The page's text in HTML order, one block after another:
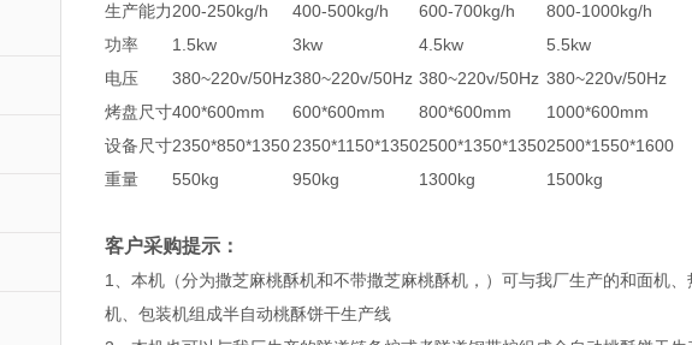
生产能力200-250kg/h 400-500kg/h 600-700kg/h
800-1000kg/h
功率
1.5kw 3kw 4.5kw
5.5kw
电压
380~220v/50Hz380~220v/50Hz 380~220v/50Hz 380~220v/50Hz
烤盘尺寸400*600mm 600*600mm 800*600mm
1000*600mm
设备尺寸2350*850*13502350*1150*13502500*1350*13502500*1550*1600
重量
550kg 950kg 1300kg 1500kg
客户采购提示：
1、本机（分为撒芝麻桃酥机和不带撒芝麻桃酥机，）可与我厂生产的和面机
机、包装机组成半自动桃酥饼干生产线